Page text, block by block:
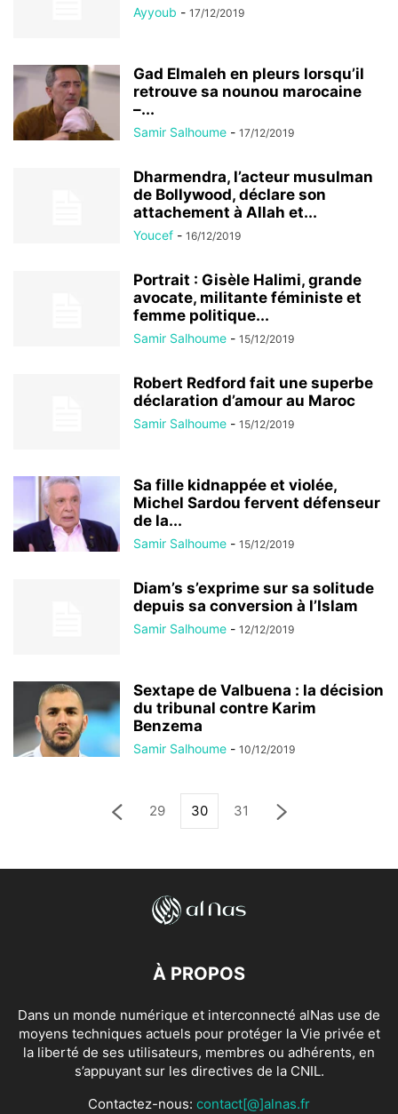
Ayyoub - 17/12/2019
Gad Elmaleh en pleurs lorsqu’il
retrouve sa nounou marocaine
–...
Samir Salhoume - 17/12/2019
Dharmendra, l’acteur musulman
de Bollywood, déclare son
attachement à Allah et...
Youcef - 16/12/2019
Portrait : Gisèle Halimi, grande
avocate, militante féministe et
femme politique...
Samir Salhoume - 15/12/2019
Robert Redford fait une superbe
déclaration d’amour au Maroc
Samir Salhoume - 15/12/2019
Sa fille kidnappée et violée,
Michel Sardou fervent défenseur
de la...
Samir Salhoume - 15/12/2019
Diam’s s’exprime sur sa solitude
depuis sa conversion à l’Islam
Samir Salhoume - 12/12/2019
Sextape de Valbuena : la décision
du tribunal contre Karim
Benzema
Samir Salhoume - 10/12/2019
29 30 31
À PROPOS
Dans un monde numérique et interconnecté alNas use de
moyens techniques actuels pour protéger la Vie privée et
la liberté de ses utilisateurs, membres ou adhérents, en
s’appuyant sur les directives de la CNIL.
Contactez-nous: contact[@]alnas.fr